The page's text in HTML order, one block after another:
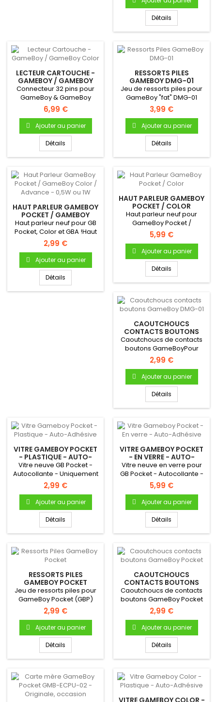
Détails
LECTEUR CARTOUCHE -
GAMEBOY / GAMEBOY
COLOR
Connecteur 32 pins pour
GameBoy & GameBoy
Color Permet la lecture
des...
6,99 €
Ajouter au panier
Détails
RESSORTS PILES
GAMEBOY DMG-01
Jeu de ressorts piles pour
GameBoy "fat" DMG-01
3,99 €
Ajouter au panier
Détails
HAUT PARLEUR GAMEBOY
POCKET / GAMEBOY
COLOR / ADVANCE -
0,5W OU 1W
Haut parleur neuf pour GB
Pocket, Color et GBA !Haut
parleur (enceinte)...
2,99 €
Ajouter au panier
Détails
HAUT PARLEUR GAMEBOY
POCKET / COLOR
Haut parleur neuf pour
GameBoy Pocket /
ColorHaut parleur
(enceinte)...
5,99 €
Ajouter au panier
Détails
CAOUTCHOUCS
CONTACTS BOUTONS
GAMEBOY DMG-01
Caoutchoucs de contacts
boutons GameBoyPour
Gameboy "FAT" DMG-01
Bouton A...
2,99 €
Ajouter au panier
Détails
VITRE GAMEBOY POCKET
- PLASTIQUE - AUTO-
ADHÉSIVE
Vitre neuve GB Pocket -
Autocollante - Uniquement
pour Gameboy Pocket
(avec...
2,99 €
Ajouter au panier
Détails
VITRE GAMEBOY POCKET
- EN VERRE - AUTO-
ADHÉSIVE
Vitre neuve en verre pour
GB Pocket - Autocollante -
Uniquement pour
Gameboy...
5,99 €
Ajouter au panier
Détails
RESSORTS PILES
GAMEBOY POCKET
Jeu de ressorts piles pour
GameBoy Pocket (GBP)
2,99 €
Ajouter au panier
Détails
CAOUTCHOUCS
CONTACTS BOUTONS
GAMEBOY POCKET
Caoutchoucs de contacts
boutons GameBoy Pocket
Pour Gameboy Pocket
Bouton A...
2,99 €
Ajouter au panier
Détails
VITRE GAMEBOY COLOR -